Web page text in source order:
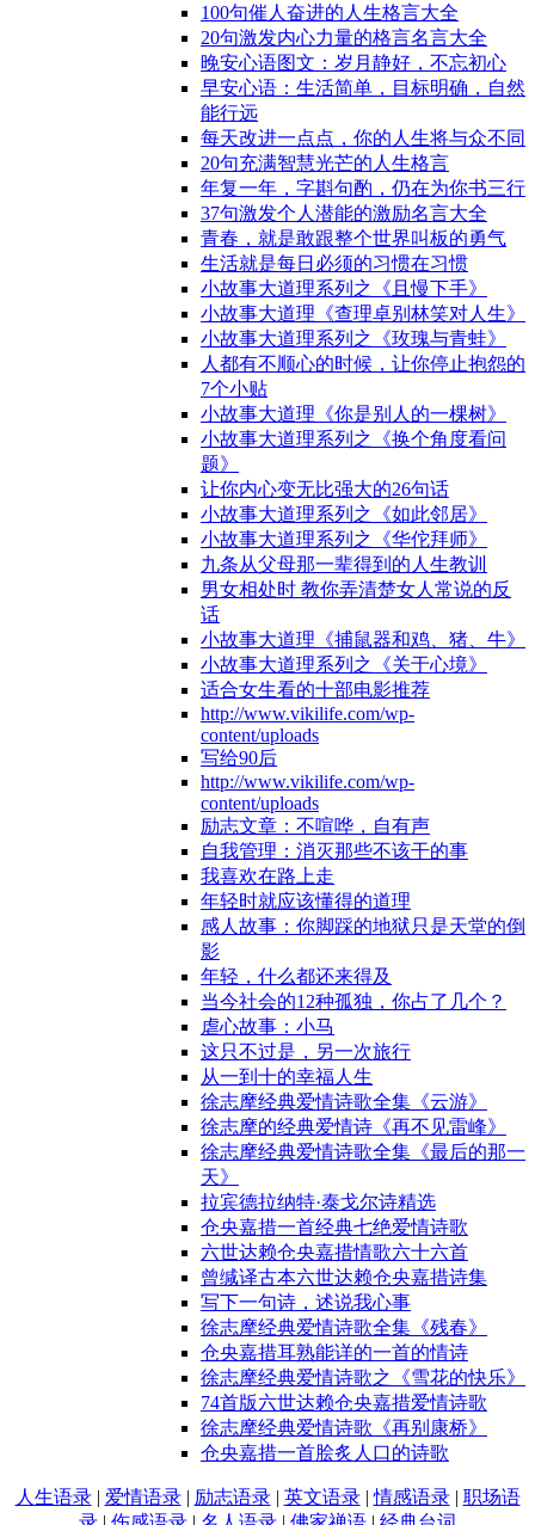
100句催人奋进的人生格言大全
20句激发内心力量的格言名言大全
晚安心语图文：岁月静好，不忘初心
早安心语：生活简单，目标明确，自然
能行远
每天改进一点点，你的人生将与众不同
20句充满智慧光芒的人生格言
年复一年，字斟句酌，仍在为你书三行
37句激发个人潜能的激励名言大全
青春，就是敢跟整个世界叫板的勇气
生活就是每日必须的习惯在习惯
小故事大道理系列之《且慢下手》
小故事大道理《查理卓别林笑对人生》
小故事大道理系列之《玫瑰与青蛙》
人都有不顺心的时候，让你停止抱怨的
7个小贴
小故事大道理《你是别人的一棵树》
小故事大道理系列之《换个角度看问
题》
让你内心变无比强大的26句话
小故事大道理系列之《如此邻居》
小故事大道理系列之《华佗拜师》
九条从父母那一辈得到的人生教训
男女相处时 教你弄清楚女人常说的反
话
小故事大道理《捕鼠器和鸡、猪、牛》
小故事大道理系列之《关于心境》
适合女生看的十部电影推荐
http://www.vikilife.com/wp-
content/uploads
写给90后
http://www.vikilife.com/wp-
content/uploads
励志文章：不喧哗，自有声
自我管理：消灭那些不该干的事
我喜欢在路上走
年轻时就应该懂得的道理
感人故事：你脚踩的地狱只是天堂的倒
影
年轻，什么都还来得及
当今社会的12种孤独，你占了几个？
虐心故事：小马
这只不过是，另一次旅行
从一到十的幸福人生
徐志摩经典爱情诗歌全集《云游》
徐志摩的经典爱情诗《再不见雷峰》
徐志摩经典爱情诗歌全集《最后的那一
天》
拉宾德拉纳特·泰戈尔诗精选
仓央嘉措一首经典七绝爱情诗歌
六世达赖仓央嘉措情歌六十六首
曾缄译古本六世达赖仓央嘉措诗集
写下一句诗，述说我心事
徐志摩经典爱情诗歌全集《残春》
仓央嘉措耳熟能详的一首的情诗
徐志摩经典爱情诗歌之《雪花的快乐》
74首版六世达赖仓央嘉措爱情诗歌
徐志摩经典爱情诗歌《再别康桥》
仓央嘉措一首脍炙人口的诗歌
人生语录| 爱情语录| 励志语录| 英文语录|情感语录| 职场语